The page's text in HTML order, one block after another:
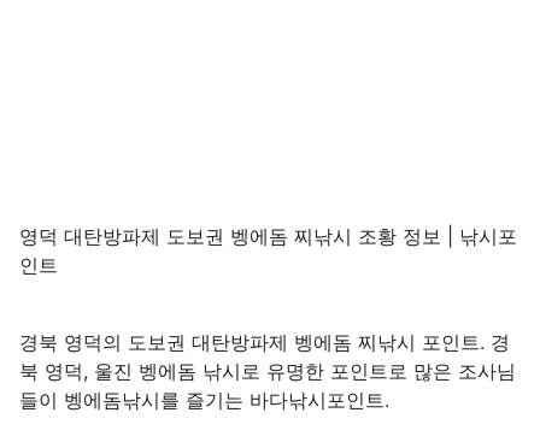
영덕 대탄방파제 도보권 벵에돔 찌낚시 조황 정보 | 낚시포
인트
경북 영덕의 도보권 대탄방파제 벵에돔 찌낚시 포인트. 경
북 영덕, 울진 벵에돔 낚시로 유명한 포인트로 많은 조사님
들이 벵에돔낚시를 즐기는 바다낚시포인트.